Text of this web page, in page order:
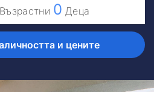
Възрастни 0 Деца
и цените